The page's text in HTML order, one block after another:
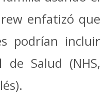
enfatizó que
podrían incluir
de Salud (NHS,